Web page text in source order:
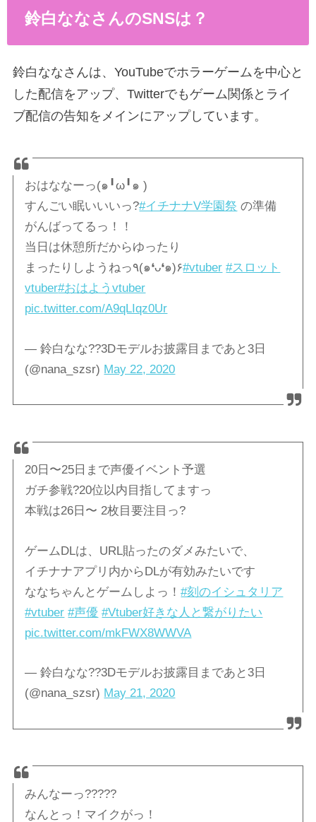
鈴白ななさんのSNSは？
鈴白ななさんは、YouTubeでホラーゲームを中心と
した配信をアップ、Twitterでもゲーム関係とライ
ブ配信の告知をメインにアップしています。
おはななーっ(๑╹ω╹๑ )
すんごい眠いいいっ?#イチナナV学園祭 の準備
がんばってるっ！！
当日は休憩所だからゆったり
まったりしようねっ٩(๑❛ᴗ❛๑)۶#vtuber #スロット
vtuber#おはようvtuber
pic.twitter.com/A9qLIqz0Ur
— 鈴白なな??3Dモデルお披露目まであと3日
(@nana_szsr) May 22, 2020
20日〜25日まで声優イベント予選
ガチ参戦?20位以内目指してますっ
本戦は26日〜 2枚目要注目っ?
ゲームDLは、URL貼ったのダメみたいで、
イチナナアプリ内からDLが有効みたいです
ななちゃんとゲームしよっ！#刻のイシュタリア
#vtuber #声優 #Vtuber好きな人と繋がりたい
pic.twitter.com/mkFWX8WWVA
— 鈴白なな??3Dモデルお披露目まであと3日
(@nana_szsr) May 21, 2020
みんなーっ?????
なんとっ！マイクがっ！